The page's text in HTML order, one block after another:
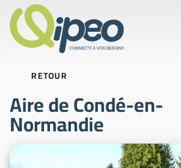
RETOUR
Aire de Condé-en-
Normandie
Photos d'illustration